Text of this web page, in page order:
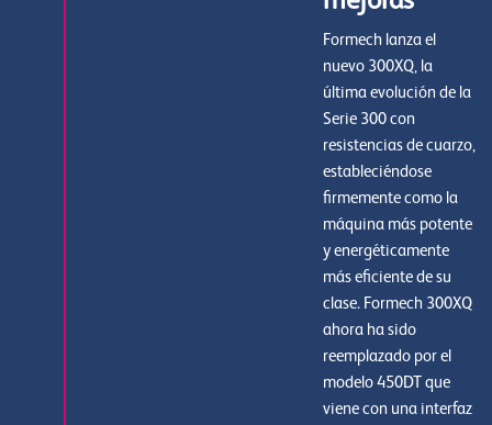
Formech lanza el
nuevo 300XQ, la
última evolución de la
Serie 300 con
resistencias de cuarzo,
estableciéndose
firmemente como la
máquina más potente
y energéticamente
más eficiente de su
clase. Formech 300XQ
ahora ha sido
reemplazado por el
modelo 450DT que
viene con una interfaz